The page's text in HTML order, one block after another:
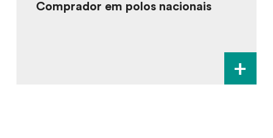
Comprador em polos nacionais
+